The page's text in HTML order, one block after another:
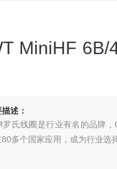
MiniHF
述：
罗氏线圈是行业有名的品牌
80多个国家应用，成为行业选